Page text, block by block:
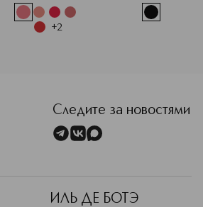
+2
Следите за новостями
ИЛЬ ДЕ БОТЭ